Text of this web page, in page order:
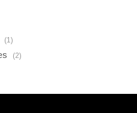
(1)
(2)